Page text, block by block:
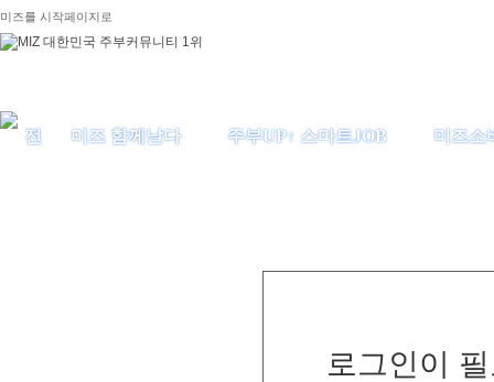
미즈를 시작페이지로
미즈 함께날다 주부UP↑ 스마트JOB 미즈소
로그인이